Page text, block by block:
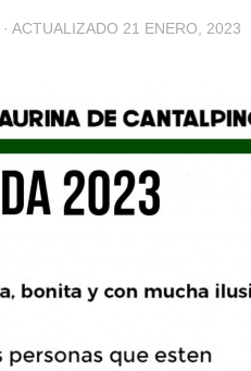
· ACTUALIZADO 21 ENERO, 2023